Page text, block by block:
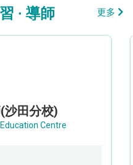
· 導師 更多
沙田分校)
Centre